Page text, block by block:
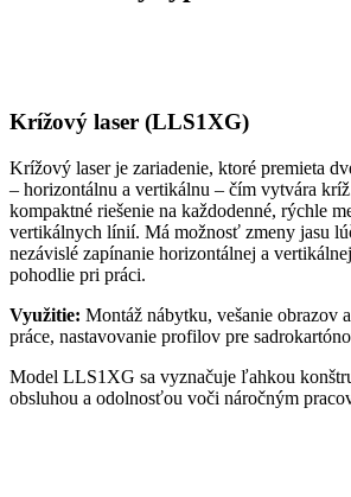
Krížový laser (LLS1XG)
Krížový laser je zariadenie, ktoré premieta
– horizontálnu a vertikálnu – čím vytvára
kompaktné riešenie na každodenné, rýchle
vertikálnych línií. Má možnosť zmeny jasu
nezávislé zapínanie horizontálnej a
pohodlie pri práci.
Využitie: Montáž nábytku, vešanie obrazov
práce, nastavovanie profilov pre
Model LLS1XG sa vyznačuje ľahkou
obsluhou a odolnosťou voči náročným